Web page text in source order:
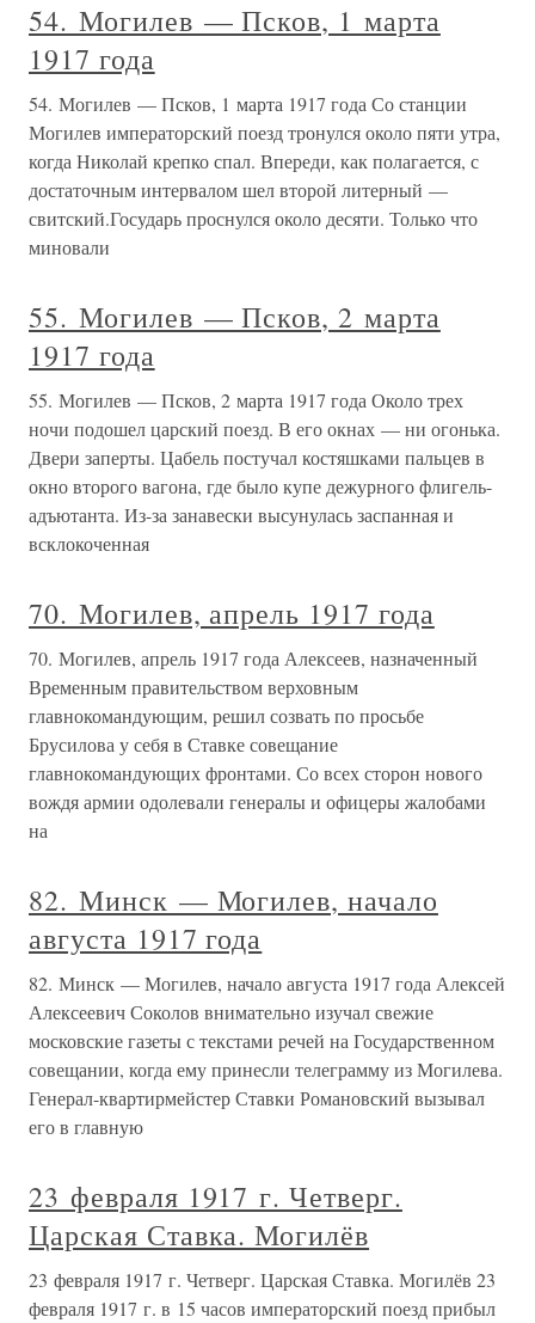
54. Могилев — Псков, 1 марта
1917 года
54. Могилев — Псков, 1 марта 1917 года Со станции
Могилев императорский поезд тронулся около пяти утра,
когда Николай крепко спал. Впереди, как полагается, с
достаточным интервалом шел второй литерный —
свитский.Государь проснулся около десяти. Только что
миновали
55. Могилев — Псков, 2 марта
1917 года
55. Могилев — Псков, 2 марта 1917 года Около трех
ночи подошел царский поезд. В его окнах — ни огонька.
Двери заперты. Цабель постучал костяшками пальцев в
окно второго вагона, где было купе дежурного флигель-
адъютанта. Из-за занавески высунулась заспанная и
всклокоченная
70. Могилев, апрель 1917 года
70. Могилев, апрель 1917 года Алексеев, назначенный
Временным правительством верховным
главнокомандующим, решил созвать по просьбе
Брусилова у себя в Ставке совещание
главнокомандующих фронтами. Со всех сторон нового
вождя армии одолевали генералы и офицеры жалобами
на
82. Минск — Могилев, начало
августа 1917 года
82. Минск — Могилев, начало августа 1917 года Алексей
Алексеевич Соколов внимательно изучал свежие
московские газеты с текстами речей на Государственном
совещании, когда ему принесли телеграмму из Могилева.
Генерал-квартирмейстер Ставки Романовский вызывал
его в главную
23 февраля 1917 г. Четверг.
Царская Ставка. Могилёв
23 февраля 1917 г. Четверг. Царская Ставка. Могилёв 23
февраля 1917 г. в 15 часов императорский поезд прибыл